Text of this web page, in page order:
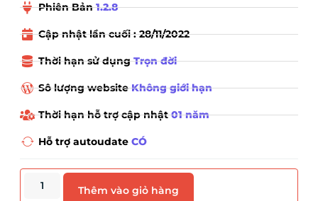
Phiên Bản1.2.8
Cập nhật lần cuối : 28/11/2022
Thời hạn sử dụngTrọn đời
Sô lượng websiteKhông giới hạn
Thời hạn hỗ trợ cập nhật01 năm
Hỗ trợ autoudateCÓ
Thêm vào giỏ hàng